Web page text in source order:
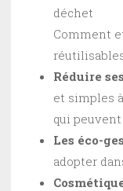
déchet
Comment
Réduire
et simples
qui
Les éco-
adopter